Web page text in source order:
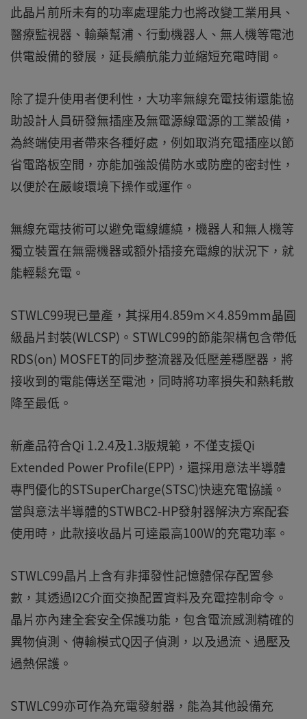
此晶片前所未有的功率處理能力也將改變工業用具、
醫療監視器、輸藥幫浦、行動機器人、無人機等電池
供電設備的發展，延長續航能力並縮短充電時間。
除了提升使用者便利性，大功率無線充電技術還能協
助設計人員研發無插座及無電源線電源的工業設備，
為終端使用者帶來各種好處，例如取消充電插座以節
省電路板空間，亦能加強設備防水或防塵的密封性，
以便於在嚴峻環境下操作或運作。
無線充電技術可以避免電線纏繞，機器人和無人機等
獨立裝置在無需機器或額外插接充電線的狀況下，就
能輕鬆充電。
STWLC99現已量產，其採用4.859m×4.859mm晶圓
級晶片封裝(WLCSP)。STWLC99的節能架構包含帶低
RDS(on) MOSFET的同步整流器及低壓差穩壓器，將
接收到的電能傳送至電池，同時將功率損失和熱耗散
降至最低。
新產品符合Qi 1.2.4及1.3版規範，不僅支援Qi
Extended Power Profile(EPP)，還採用意法半導體
專門優化的STSuperCharge(STSC)快速充電協議。
當與意法半導體的STWBC2-HP發射器解決方案配套
使用時，此款接收晶片可達最高100W的充電功率。
STWLC99晶片上含有非揮發性記憶體保存配置參
數，其透過I2C介面交換配置資料及充電控制命令。
晶片亦內建全套安全保護功能，包含電流感測精確的
異物偵測、傳輸模式Q因子偵測，以及過流、過壓及
過熱保護。
STWLC99亦可作為充電發射器，能為其他設備充